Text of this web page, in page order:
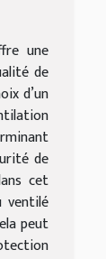
une
de
d’un
de
cet
ventilé
peut